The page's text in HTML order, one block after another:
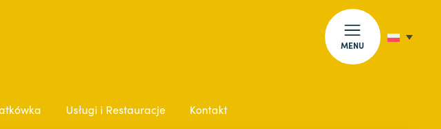
MENU
Usługi i Restauracje Kontakt